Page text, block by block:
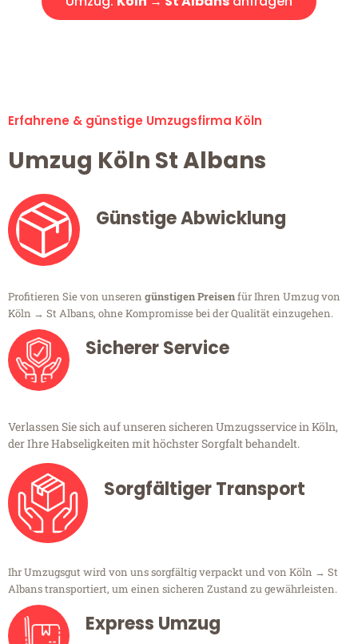
Erfahrene & günstige Umzugsfirma Köln
Umzug Köln St Albans
Günstige Abwicklung
Profitieren Sie von unseren günstigen Preisenfür Ihren Umzug von
Köln → St Albans, ohne Kompromisse bei der Qualität einzugehen.
Sicherer Service
Verlassen Sie sich auf unseren sicheren Umzugsservice in Köln,
der Ihre Habseligkeiten mit höchster Sorgfalt behandelt.
Sorgfältiger Transport
Ihr Umzugsgut wird von uns sorgfältig verpackt und von Köln → St
Albans transportiert, um einen sicheren Zustand zu gewährleisten.
Express Umzug